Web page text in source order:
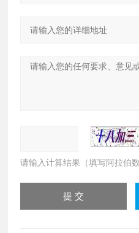
请输入计算结果（填写阿拉伯